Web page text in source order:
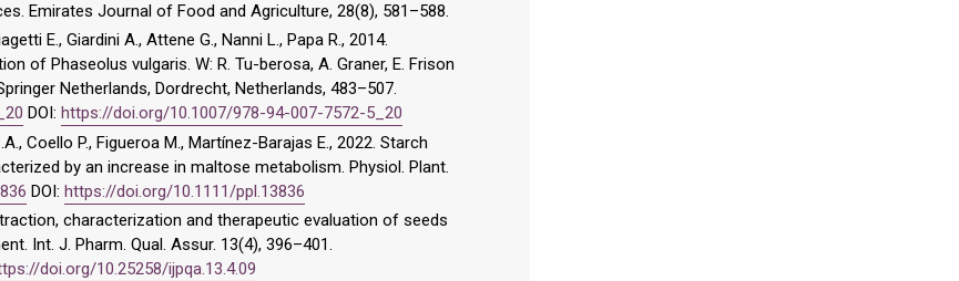
Emirates Journal of Food and Agriculture, 28(8), 581–588.
E., Giardini A., Attene G., Nanni L., Papa R., 2014.
of Phaseolus vulgaris. W: R. Tu-berosa, A. Graner, E. Frison
Netherlands, Dordrecht, Netherlands, 483–507.
DOI: https://doi.org/10.1007/978-94-007-7572-5_20
Coello P., Figueroa M., Martínez-Barajas E., 2022. Starch
by an increase in maltose metabolism. Physiol. Plant.
DOI: https://doi.org/10.1111/ppl.13836
characterization and therapeutic evaluation of seeds
Int. J. Pharm. Qual. Assur. 13(4), 396–401.
doi.org/10.25258/ijpqa.13.4.09